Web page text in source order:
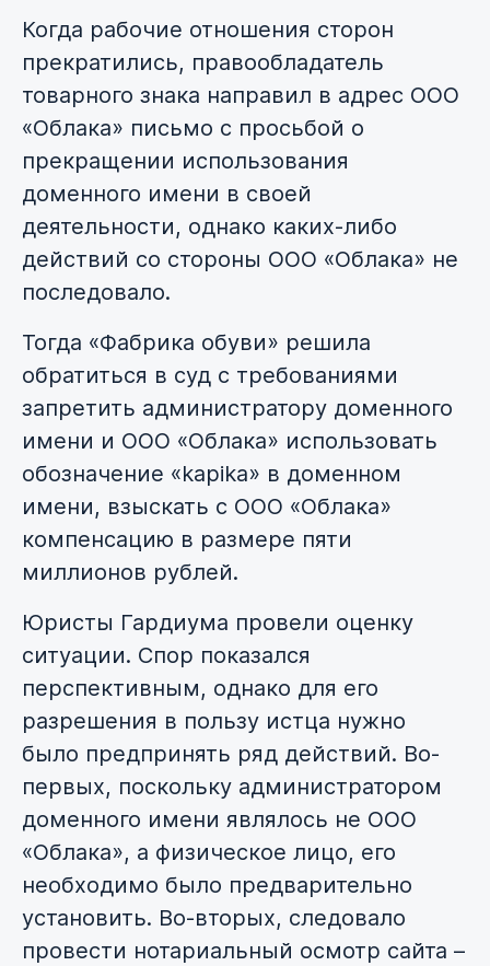
Когда рабочие отношения сторон
прекратились, правообладатель
товарного знака направил в адрес ООО
«Облака» письмо с просьбой о
прекращении использования
доменного имени в своей
деятельности, однако каких-либо
действий со стороны ООО «Облака» не
последовало.
Тогда «Фабрика обуви» решила
обратиться в суд с требованиями
запретить администратору доменного
имени и ООО «Облака» использовать
обозначение «kapika» в доменном
имени, взыскать с ООО «Облака»
компенсацию в размере пяти
миллионов рублей.
Юристы Гардиума провели оценку
ситуации. Спор показался
перспективным, однако для его
разрешения в пользу истца нужно
было предпринять ряд действий. Во-
первых, поскольку администратором
доменного имени являлось не ООО
«Облака», а физическое лицо, его
необходимо было предварительно
установить. Во-вторых, следовало
провести нотариальный осмотр сайта –